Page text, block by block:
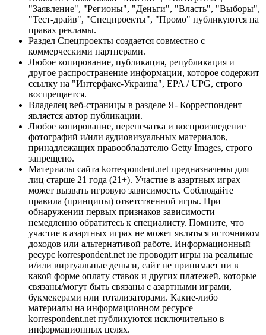
"Заявление", "Регионы", "Деньги", "Власть", "Выборы",
"Тест-драйв", "Спецпроекты", "Промо" публикуются на
правах рекламы.
Раздел Спецпроекты создается совместно с
коммерческими партнерами.
Любое копирование, публикация, републикация и
другое распространение информации, которое содержит
ссылку на "Интерфакс-Украина", EPA / UPG, строго
воспрещается.
Владелец веб-страницы в разделе Я- Корреспондент
является автор публикации.
Любое копирование, перепечатка и воспроизведение
фотографий и/или аудиовизуальных материалов,
принадлежащих правообладателю Getty Images, строго
запрещено.
Материалы сайта korrespondent.net предназначены для
лиц старше 21 года (21+). Участие в азартных играх
может вызвать игровую зависимость. Соблюдайте
правила (принципы) ответственной игры. При
обнаружении первых признаков зависимости
немедленно обратитесь к специалисту. Помните, что
участие в азартных играх не может являться источником
доходов или альтернативой работе. Информационный
ресурс korrespondent.net не проводит игры на реальные
и/или виртуальные деньги, сайт не принимает ни в
какой форме оплату ставок и других платежей, которые
связаны/могут быть связаны с азартными играми,
букмекерами или тотализаторами. Какие-либо
материалы на информационном ресурсе
korrespondent.net публикуются исключительно в
информационных целях.